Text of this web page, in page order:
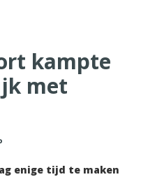
kampte
met
enige tijd te maken